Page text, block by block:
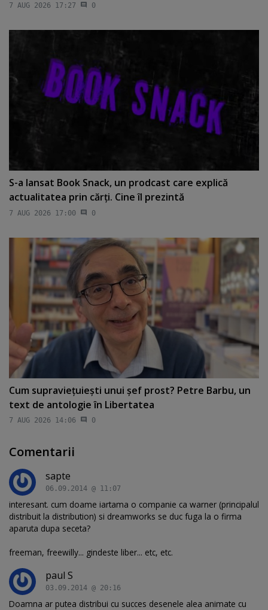
7 AUG 2026 17:27 0
S-a lansat Book Snack, un prodcast care explică
actualitatea prin cărţi. Cine îl prezintă
7 AUG 2026 17:00 0
Cum supravieţuieşti unui şef prost? Petre Barbu, un
text de antologie în Libertatea
7 AUG 2026 14:06 0
Comentarii
sapte
06.09.2014 @ 11:07
interesant. cum doame iartama o companie ca warner (principalul
distribuit la distribution) si dreamworks se duc fuga la o firma
aparuta dupa seceta?
freeman, freewilly... gindeste liber... etc, etc.
paul S
03.09.2014 @ 20:16
Doamna ar putea distribui cu succes desenele alea animate cu